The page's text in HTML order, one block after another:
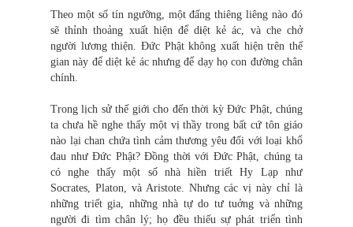
Theo một số tín ngưỡng, một đấng thiêng liêng nào đó
sẽ thỉnh thoảng xuất hiện để diệt kẻ ác, và che chở
người lương thiện. Đức Phật không xuất hiện trên thế
gian này để diệt kẻ ác nhưng để dạy họ con đường chân
chính.
Trong lịch sử thế giới cho đến thời kỳ Đức Phật, chúng
ta chưa hề nghe thấy một vị thầy trong bất cứ tôn giáo
nào lại chan chứa tình cảm thương yêu đối với loại khổ
đau như Đức Phật? Đồng thời với Đức Phật, chúng ta
có nghe thấy một số nhà hiền triết Hy Lạp như
Socrates, Platon, và Aristote. Nhưng các vị này chỉ là
những triết gia, những nhà tự do tư tuởng và những
người đi tìm chân lý; họ đều thiếu sự phát triển tình